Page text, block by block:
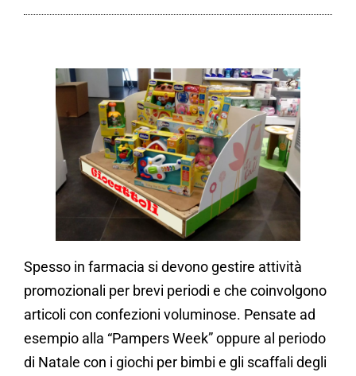
Spesso in farmacia si devono gestire attività
promozionali per brevi periodi e che coinvolgono
articoli con confezioni voluminose. Pensate ad
esempio alla “Pampers Week” oppure al periodo
di Natale con i giochi per bimbi e gli scaffali degli